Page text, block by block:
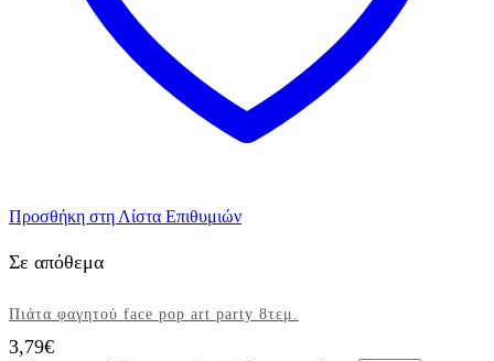
Προσθήκη στη Λίστα Επιθυμιών
Σε απόθεμα
Πιάτα φαγητού face pop art party 8τεμ.
3,79€